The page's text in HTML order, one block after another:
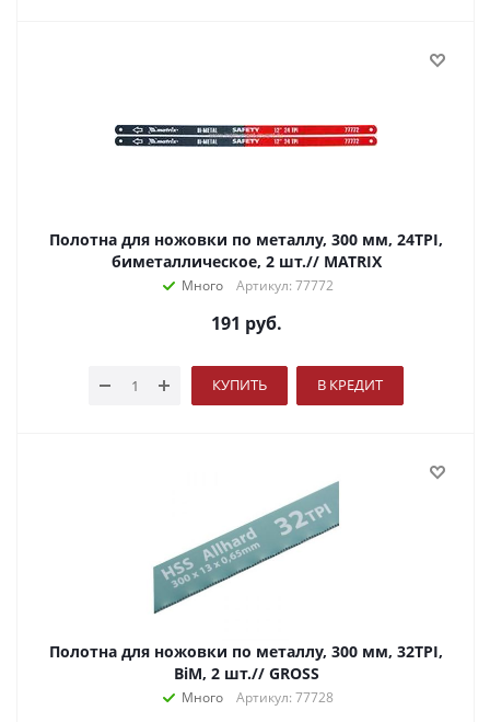
Полотна для ножовки по металлу, 300 мм, 24TPI,
биметаллическое, 2 шт.// MATRIX
Много Артикул: 77772
191 руб.
КУПИТЬ В КРЕДИТ
Полотна для ножовки по металлу, 300 мм, 32TPI,
BiM, 2 шт.// GROSS
Много Артикул: 77728